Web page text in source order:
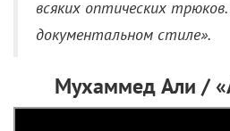
всяких оптических трюков.
документальном стиле».
Мухаммед Али /